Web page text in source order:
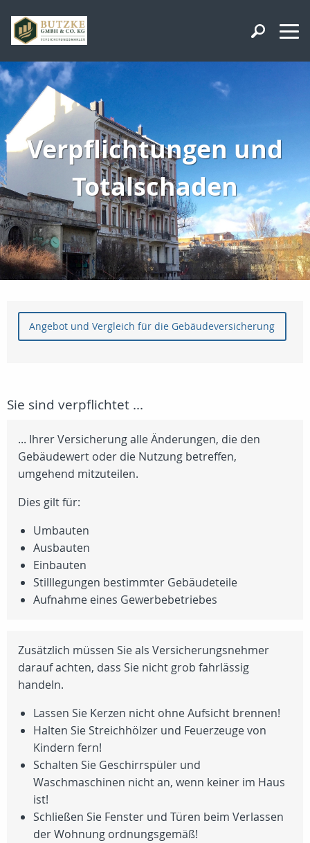
Verpflichtungen und
Totalschaden
Angebot und Vergleich für die Gebäudeversicherung
Sie sind verpflichtet ...
... Ihrer Versicherung alle Änderungen, die den
Gebäudewert oder die Nutzung betreffen,
umgehend mitzuteilen.
Dies gilt für:
Umbauten
Ausbauten
Einbauten
Stilllegungen bestimmter Gebäudeteile
Aufnahme eines Gewerbebetriebes
Zusätzlich müssen Sie als Versicherungsnehmer
darauf achten, dass Sie nicht grob fahrlässig
handeln.
Lassen Sie Kerzen nicht ohne Aufsicht brennen!
Halten Sie Streichhölzer und Feuerzeuge von
Kindern fern!
Schalten Sie Geschirrspüler und
Waschmaschinen nicht an, wenn keiner im Haus
ist!
Schließen Sie Fenster und Türen beim Verlassen
der Wohnung ordnungsgemäß!